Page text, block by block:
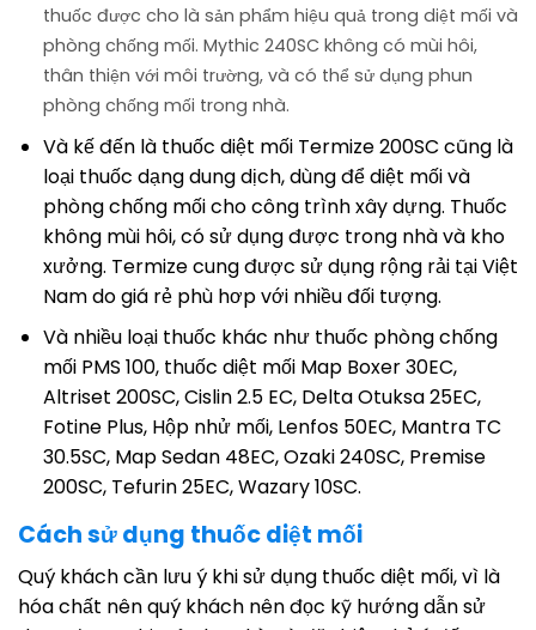
thuốc được cho là sản phẩm hiệu quả trong diệt mối và
phòng chống mối. Mythic 240SC không có mùi hôi,
thân thiện với môi trường, và có thể sử dụng phun
phòng chống mối trong nhà.
Và kế đến là thuốc diệt mối Termize 200SC cũng là
loại thuốc dạng dung dịch, dùng để diệt mối và
phòng chống mối cho công trình xây dựng. Thuốc
không mùi hôi, có sử dụng được trong nhà và kho
xưởng. Termize cung được sử dụng rộng rải tại Việt
Nam do giá rẻ phù hơp với nhiều đối tượng.
Và nhiều loại thuốc khác như thuốc phòng chống
mối PMS 100, thuốc diệt mối Map Boxer 30EC,
Altriset 200SC, Cislin 2.5 EC, Delta Otuksa 25EC,
Fotine Plus, Hộp nhử mối, Lenfos 50EC, Mantra TC
30.5SC, Map Sedan 48EC, Ozaki 240SC, Premise
200SC, Tefurin 25EC, Wazary 10SC.
Cách sử dụng thuốc diệt mối
Quý khách cần lưu ý khi sử dụng thuốc diệt mối, vì là
hóa chất nên quý khách nên đọc kỹ hướng dẫn sử